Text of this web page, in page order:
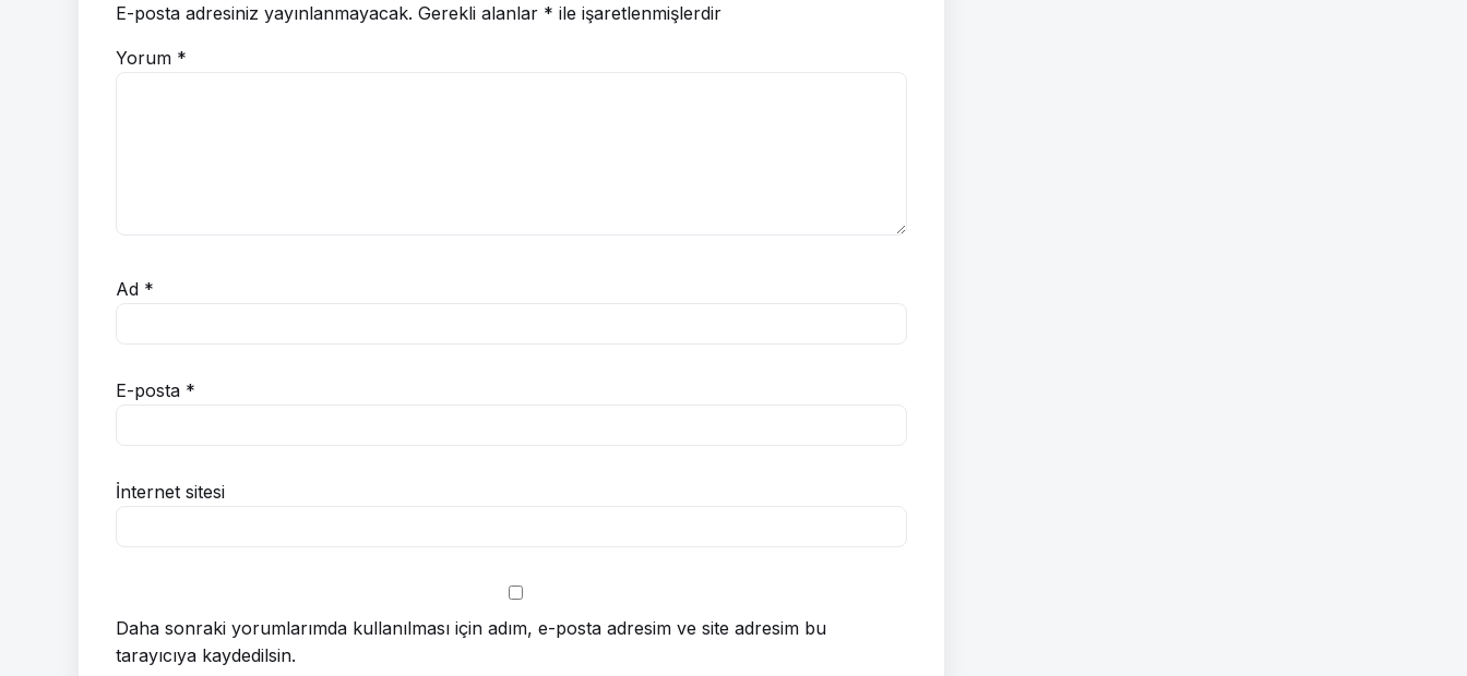
E-posta adresiniz yayınlanmayacak. Gerekli alanlar * ile işaretlenmişlerdir
Yorum *
Ad *
E-posta *
İnternet sitesi
Daha sonraki yorumlarımda kullanılması için adım, e-posta adresim ve site adresim bu
tarayıcıya kaydedilsin.